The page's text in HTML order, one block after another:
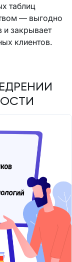
таблиц
— выгодно
и закрывает
клиентов.